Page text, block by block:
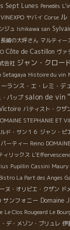
Sept Lunes Penedès
VINEXPO ヤバイ Corse ル
ジュ Ishikawa san
長崎の大坪さん マルティー
Côte de Castillon ヴァ
会社 ジャン・クロー
Setagaya Histoire du vin
ーランス・エ・レミ・デ
パップ salon de vin
バティスト・クザ
STEPHANIE ET
ド・サン１６ ジャン・ピ
ーティー Reino
ィリックス
Pupillin Cassini Maury
Bistro La Part des Anges
ヌ・オリビエ・クザン ド
サンフォニー Domaine
Le Clos Rougeard Le
デ・メゾン・ブリュレ 伊